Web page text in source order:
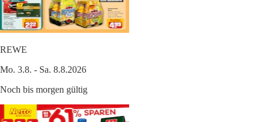
REWE
Mo. 3.8. - Sa. 8.8.2026
Noch bis morgen gültig